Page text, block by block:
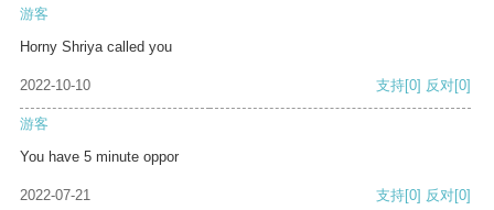
游客
Horny Shriya called you
2022-10-10 支持[0] 反对[0]
游客
You have 5 minute oppor
2022-07-21 支持[0] 反对[0]